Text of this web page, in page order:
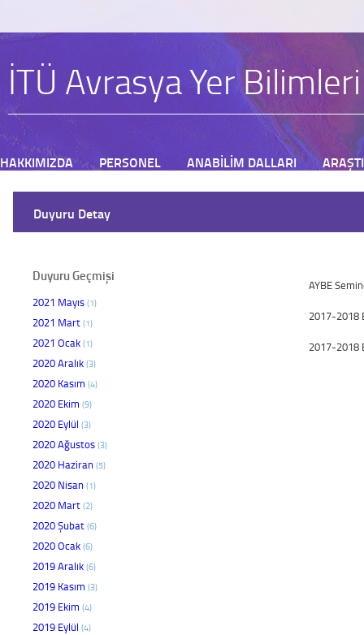
İTÜ Avrasya Yer
HAKKIMIZDA PERSONEL ANABİLİM DALLARI
Duyuru Detay
Duyuru Geçmişi
2021 Mayıs (1)
2021 Mart (1)
2021 Ocak (1)
2020 Aralık (3)
2020 Kasım (4)
2020 Ekim (9)
2020 Eylül (3)
2020 Ağustos (3)
2020 Haziran (5)
2020 Nisan (1)
2020 Mart (2)
2020 Şubat (6)
2020 Ocak (6)
2019 Aralık (6)
2019 Kasım (3)
2019 Ekim (4)
2019 Eylül (4)
AYBE
2017-2018
2017-2018